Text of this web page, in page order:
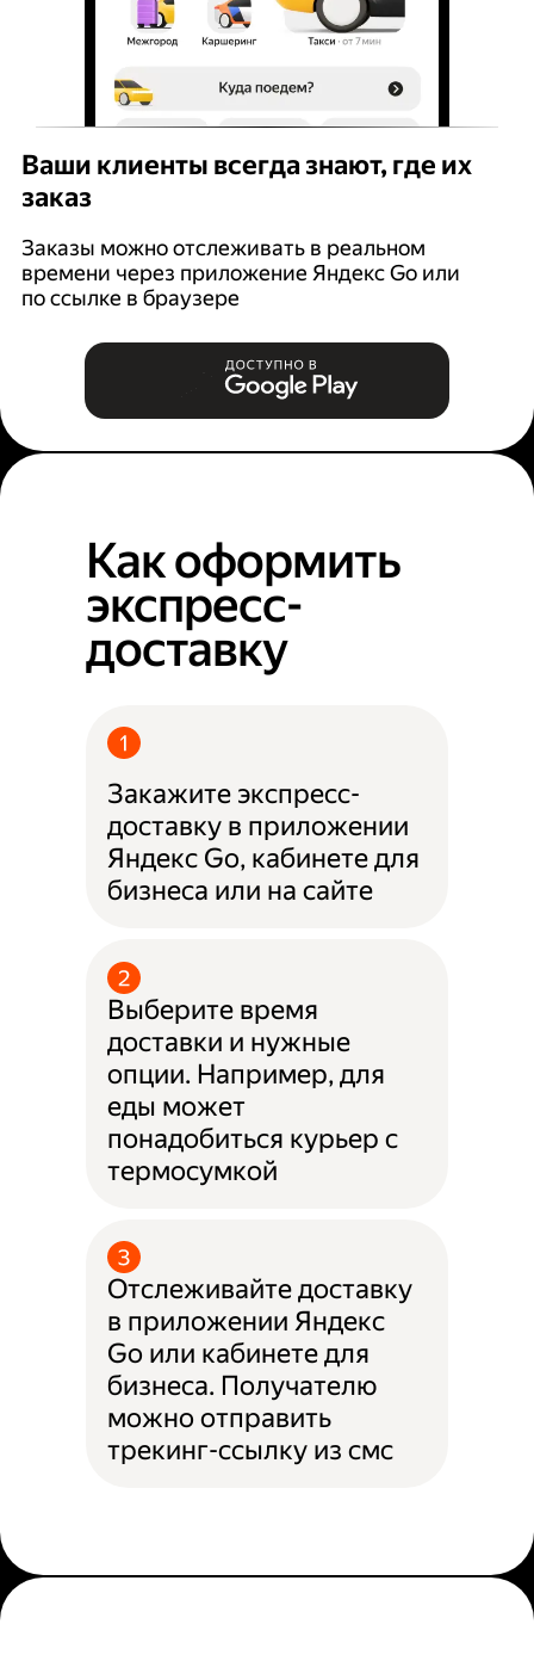
Ваши клиенты всегда знают, где их
заказ
Заказы можно отслеживать в реальном
времени через приложение Яндекс Go или
по ссылке в браузере
Как оформить
экспресс-
доставку
Закажите экспресс-
доставку в приложении
Яндекс Go, кабинете для
бизнеса или на сайте
Выберите время
доставки и нужные
опции. Например, для
еды может
понадобиться курьер с
термосумкой
Отслеживайте доставку
в приложении Яндекс
Go или кабинете для
бизнеса. Получателю
можно отправить
трекинг-ссылку из смс